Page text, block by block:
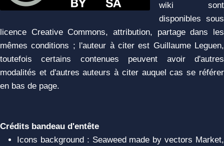
wiki sont
disponibles sous
licence Creative Commons, attribution, partage dans les
mêmes conditions ; l'auteur à citer est Guillaume Leguen,
toutefois certains contenues peuvent avoir d'autres
modalités et d'autres auteurs à citer auquel cas se référer
en bas de page.
Crédits bandeau d'entête
Icons background : Seaweed made by vectors Market,